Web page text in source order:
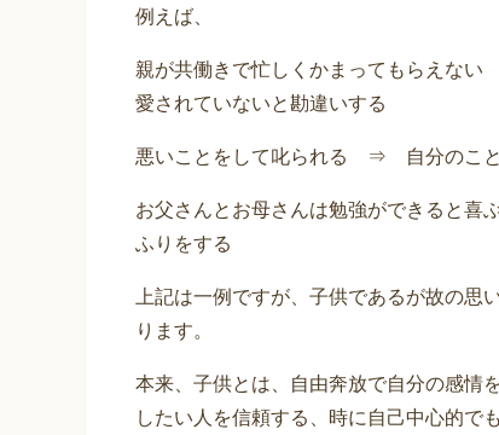
例えば、
親が共働きで忙しくかまってもらえ
愛されていないと勘違いする
悪いことをして叱られる ⇒ 自分のこと
お父さんとお母さんは勉強ができると
ふりをする
上記は一例ですが、子供であるが故の
ります。
本来、子供とは、自由奔放で自分の感情
したい人を信頼する、時に自己中心的で